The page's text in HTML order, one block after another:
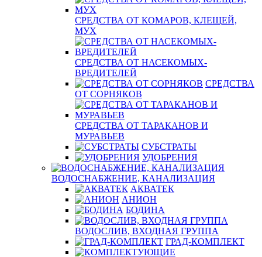
СРЕДСТВА ОТ КОМАРОВ, КЛЕЩЕЙ,
МУХ
СРЕДСТВА ОТ НАСЕКОМЫХ-
ВРЕДИТЕЛЕЙ
СРЕДСТВА
ОТ СОРНЯКОВ
СРЕДСТВА ОТ ТАРАКАНОВ И
МУРАВЬЕВ
СУБСТРАТЫ
УДОБРЕНИЯ
ВОДОСНАБЖЕНИЕ, КАНАЛИЗАЦИЯ
АКВАТЕК
АНИОН
БОДИНА
ВОДОСЛИВ, ВХОДНАЯ ГРУППА
ГРАД-КОМПЛЕКТ